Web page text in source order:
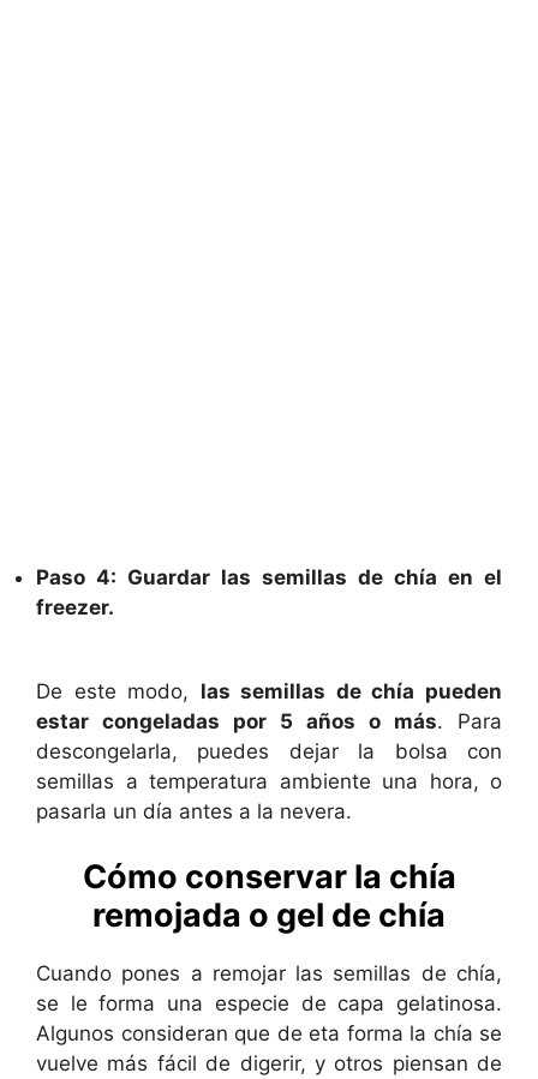
Paso 4: Guardar las semillas de chía en el
freezer.
De este modo, las semillas de chía pueden
estar congeladas por 5 años o más. Para
descongelarla, puedes dejar la bolsa con
semillas a temperatura ambiente una hora, o
pasarla un día antes a la nevera.
Cómo conservar la chía
remojada o gel de chía
Cuando pones a remojar las semillas de chía,
se le forma una especie de capa gelatinosa.
Algunos consideran que de eta forma la chía se
vuelve más fácil de digerir, y otros piensan de